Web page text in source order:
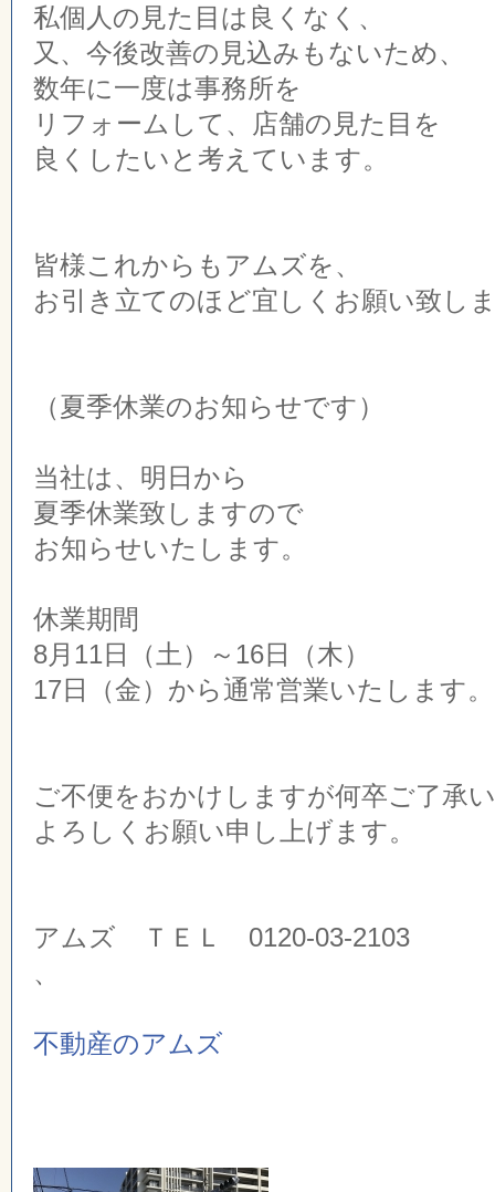
私個人の見た目は良くなく、
又、今後改善の見込みもないため、
数年に一度は事務所を
リフォームして、店舗の見た目を
良くしたいと考えています。
皆様これからもアムズを、
お引き立てのほど宜しくお願い致し
（夏季休業のお知らせです）
当社は、明日から
夏季休業致しますので
お知らせいたします。
休業期間
8月11日（土）～16日（木）
17日（金）から通常営業いたします。
ご不便をおかけしますが何卒ご了承
よろしくお願い申し上げます。
アムズ ＴＥＬ 0120-03-2103
、
不動産のアムズ